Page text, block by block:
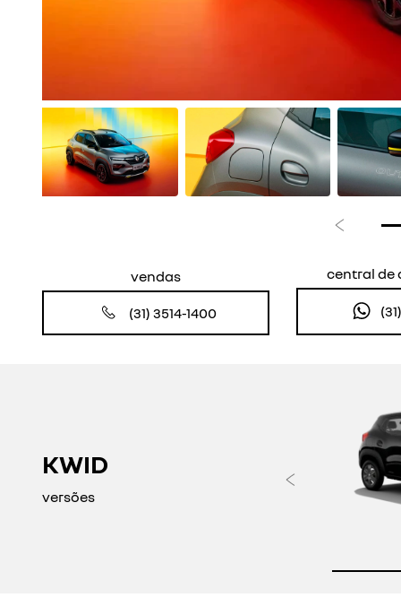
Anterior
vendas
(31) 3514-1400
central de
KWID
versões